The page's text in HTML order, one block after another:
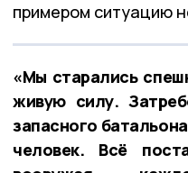
примером ситуацию
«Мы старались
живую силу.
запасного
человек. Всё